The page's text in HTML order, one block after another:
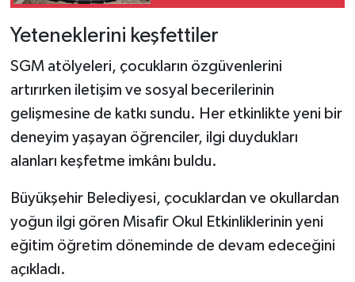
Yeteneklerini keşfettiler
SGM atölyeleri, çocukların özgüvenlerini
artırırken iletişim ve sosyal becerilerinin
gelişmesine de katkı sundu. Her etkinlikte yeni bir
deneyim yaşayan öğrenciler, ilgi duydukları
alanları keşfetme imkânı buldu.
Büyükşehir Belediyesi, çocuklardan ve okullardan
yoğun ilgi gören Misafir Okul Etkinliklerinin yeni
eğitim öğretim döneminde de devam edeceğini
açıkladı.